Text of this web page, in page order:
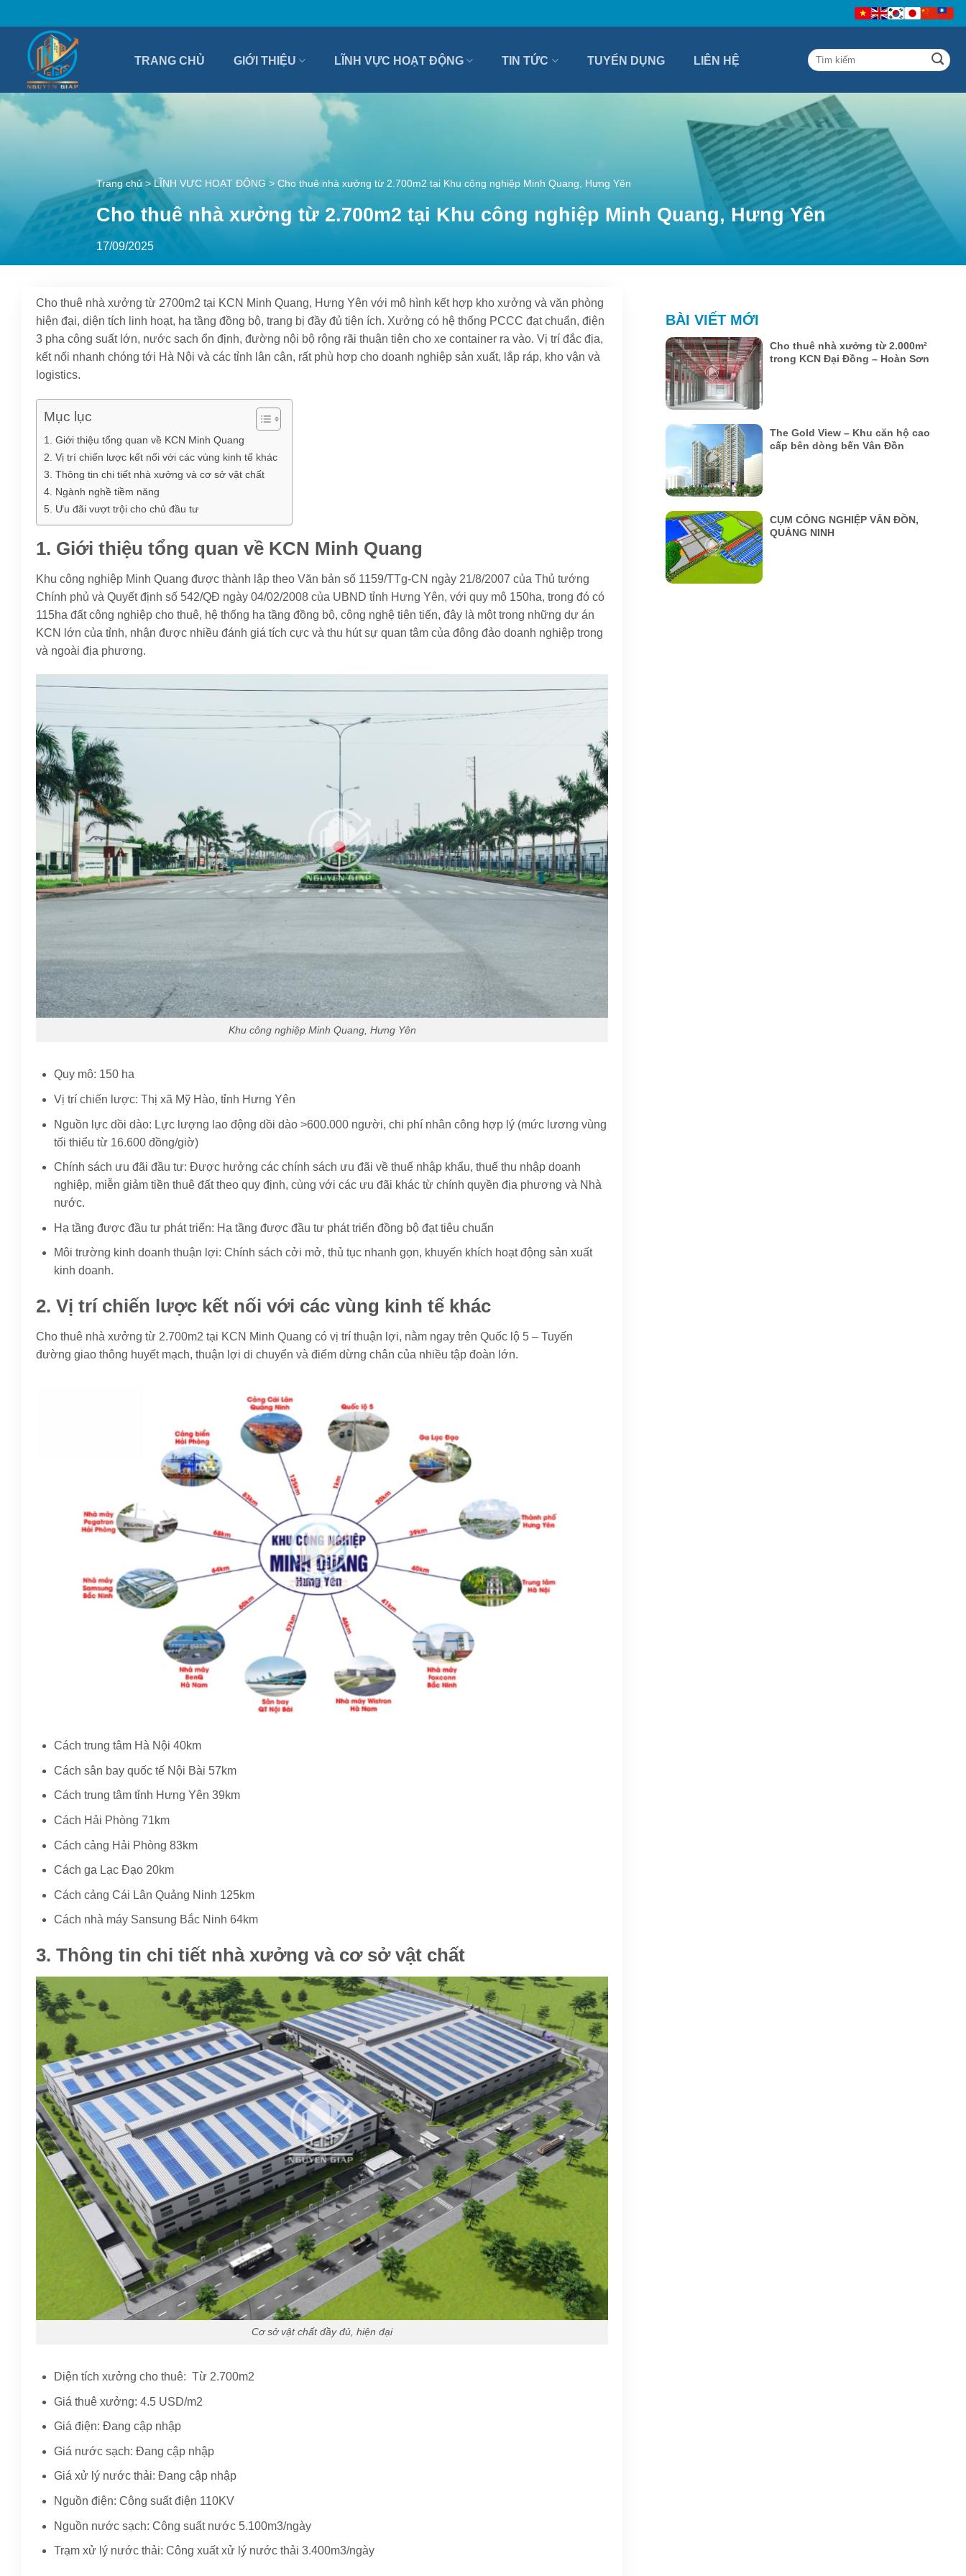
qua
TRANG CHỦ GIỚI THIỆU LĨNH VỰC HOẠT ĐỘNG TIN TỨC TUYỂN DỤNG LIÊN HỆ
Trang chủ > LĨNH VỰC HOẠT ĐỘNG >Cho thuê nhà xưởng từ 2.700m2 tại Khu công nghiệp Minh Quang, Hưng Yên
Cho thuê nhà xưởng từ 2.700m2 tại Khu công nghiệp Minh Quang, Hưng Yên
17/09/2025
Cho thuê nhà xưởng từ 2700m2 tại KCN Minh Quang, Hưng Yên với mô hình kết hợp kho xưởng và văn phòng
hiện đại, diện tích linh hoạt, hạ tầng đồng bộ, trang bị đầy đủ tiện ích. Xưởng có hệ thống PCCC đạt chuẩn, điện
3 pha công suất lớn, nước sạch ổn định, đường nội bộ rộng rãi thuận tiện cho xe container ra vào. Vị trí đắc địa,
kết nối nhanh chóng tới Hà Nội và các tỉnh lân cận, rất phù hợp cho doanh nghiệp sản xuất, lắp ráp, kho vận và
logistics.
Mục lục
1. Giới thiệu tổng quan về KCN Minh Quang
2. Vị trí chiến lược kết nối với các vùng kinh tế khác
3. Thông tin chi tiết nhà xưởng và cơ sở vật chất
4. Ngành nghề tiềm năng
5. Ưu đãi vượt trội cho chủ đầu tư
1. Giới thiệu tổng quan về KCN Minh Quang
Khu công nghiệp Minh Quang được thành lập theo Văn bản số 1159/TTg-CN ngày 21/8/2007 của Thủ tướng
Chính phủ và Quyết định số 542/QĐ ngày 04/02/2008 của UBND tỉnh Hưng Yên, với quy mô 150ha, trong đó có
115ha đất công nghiệp cho thuê, hệ thống hạ tầng đồng bộ, công nghệ tiên tiến, đây là một trong những dự án
KCN lớn của tỉnh, nhận được nhiều đánh giá tích cực và thu hút sự quan tâm của đông đảo doanh nghiệp trong
và ngoài địa phương.
Khu công nghiệp Minh Quang, Hưng Yên
Quy mô: 150 ha
Vị trí chiến lược: Thị xã Mỹ Hào, tỉnh Hưng Yên
Nguồn lực dồi dào: Lực lượng lao động dồi dào >600.000 người, chi phí nhân công hợp lý (mức lương vùng
tối thiểu từ 16.600 đồng/giờ)
Chính sách ưu đãi đầu tư: Được hưởng các chính sách ưu đãi về thuế nhập khẩu, thuế thu nhập doanh
nghiệp, miễn giảm tiền thuê đất theo quy định, cùng với các ưu đãi khác từ chính quyền địa phương và Nhà
nước.
Hạ tầng được đầu tư phát triển: Hạ tầng được đầu tư phát triển đồng bộ đạt tiêu chuẩn
Môi trường kinh doanh thuận lợi: Chính sách cởi mở, thủ tục nhanh gọn, khuyến khích hoạt động sản xuất
kinh doanh.
2. Vị trí chiến lược kết nối với các vùng kinh tế khác
Cho thuê nhà xưởng từ 2.700m2 tại KCN Minh Quang có vị trí thuận lợi, nằm ngay trên Quốc lộ 5 – Tuyến
đường giao thông huyết mạch, thuận lợi di chuyển và điểm dừng chân của nhiều tập đoàn lớn.
Cách trung tâm Hà Nội 40km
Cách sân bay quốc tế Nội Bài 57km
Cách trung tâm tỉnh Hưng Yên 39km
Cách Hải Phòng 71km
Cách cảng Hải Phòng 83km
Cách ga Lạc Đạo 20km
Cách cảng Cái Lân Quảng Ninh 125km
Cách nhà máy Sansung Bắc Ninh 64km
3. Thông tin chi tiết nhà xưởng và cơ sở vật chất
Cơ sở vật chất đầy đủ, hiện đại
Diện tích xưởng cho thuê: Từ 2.700m2
Giá thuê xưởng: 4.5 USD/m2
Giá điện: Đang cập nhập
Giá nước sạch: Đang cập nhập
Giá xử lý nước thải: Đang cập nhập
Nguồn điện: Công suất điện 110KV
Nguồn nước sạch: Công suất nước 5.100m3/ngày
Trạm xử lý nước thải: Công xuất xử lý nước thải 3.400m3/ngày
BÀI VIẾT MỚI
Cho thuê nhà xưởng từ 2.000m²
trong KCN Đại Đồng – Hoàn Sơn
The Gold View – Khu căn hộ cao
cấp bên dòng bến Vân Đồn
CỤM CÔNG NGHIỆP VÂN ĐỒN,
QUẢNG NINH